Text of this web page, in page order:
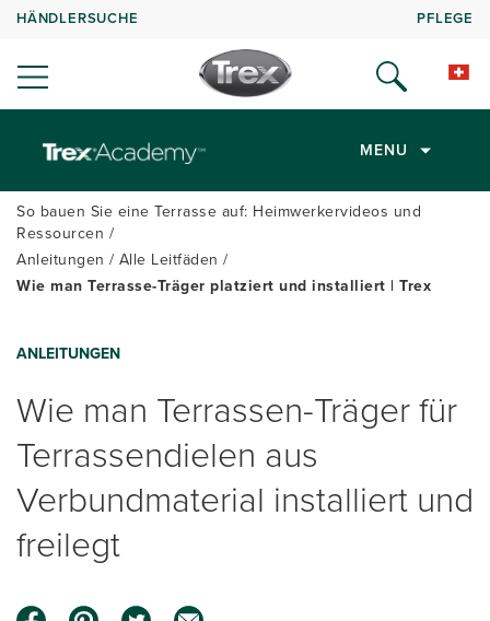
HÄNDLERSUCHE PFLEGE
MENU
So bauen Sie eine Terrasse auf: Heimwerkervideos und
Ressourcen
Anleitungen
Alle Leitfäden
Wie man Terrasse-Träger platziert und installiert | Trex
ANLEITUNGEN
Wie man Terrassen-Träger für
Terrassendielen aus
Verbundmaterial installiert und
freilegt